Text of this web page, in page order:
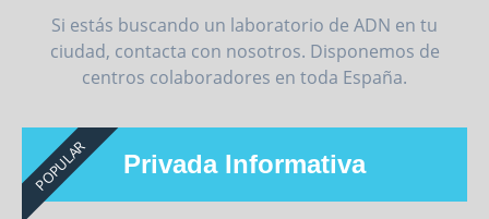
Si estás buscando un laboratorio de ADN en tu
ciudad, contacta con nosotros. Disponemos de
centros colaboradores en toda España.
Privada Informativa
POPULAR